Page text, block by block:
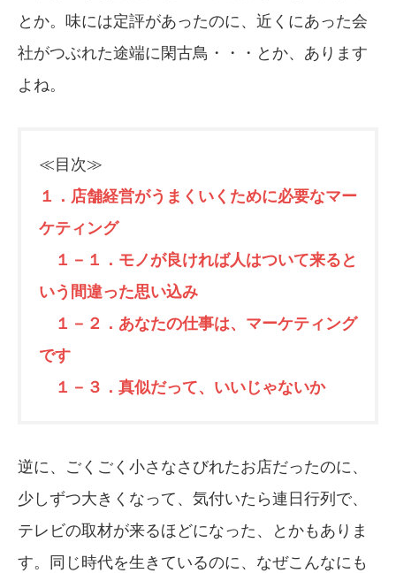
とか。味には定評があったのに、近くにあった会
社がつぶれた途端に閑古鳥・・・とか、あります
よね。
≪目次≫
１．店舗経営がうまくいくために必要なマー
ケティング
１－１．モノが良ければ人はついて来ると
いう間違った思い込み
１－２．あなたの仕事は、マーケティング
です
１－３．真似だって、いいじゃないか
逆に、ごくごく小さなさびれたお店だったのに、
少しずつ大きくなって、気付いたら連日行列で、
テレビの取材が来るほどになった、とかもありま
す。同じ時代を生きているのに、なぜこんなにも